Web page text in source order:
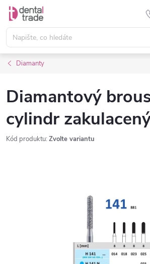
Přejít
obsah
Diamanty
Diamantový
cylindr
Kód produktu: Zvolte variantu